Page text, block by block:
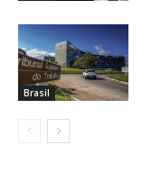
Brasil